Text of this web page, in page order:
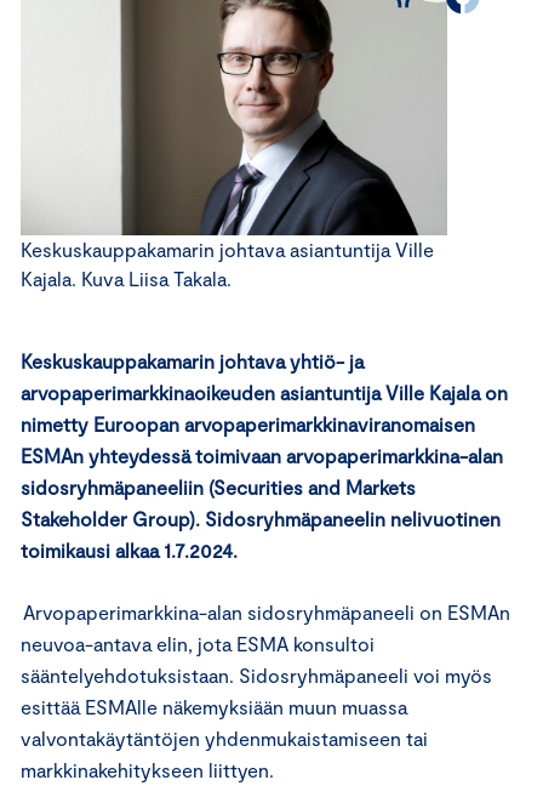
Keskuskauppakamarin johtava asiantuntija Ville
Kajala. Kuva Liisa Takala.
Keskuskauppakamarin johtava yhtiö- ja
arvopaperimarkkinaoikeuden asiantuntija Ville Kajala on
nimetty Euroopan arvopaperimarkkinaviranomaisen
ESMAn yhteydessä toimivaan arvopaperimarkkina-alan
sidosryhmäpaneeliin (Securities and Markets
Stakeholder Group). Sidosryhmäpaneelin nelivuotinen
toimikausi alkaa 1.7.2024.
Arvopaperimarkkina-alan sidosryhmäpaneeli on ESMAn
neuvoa-antava elin, jota ESMA konsultoi
sääntelyehdotuksistaan. Sidosryhmäpaneeli voi myös
esittää ESMAlle näkemyksiään muun muassa
valvontakäytäntöjen yhdenmukaistamiseen tai
markkinakehitykseen liittyen.